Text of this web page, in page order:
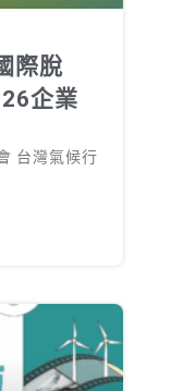
際脫
企業
台灣氣候行